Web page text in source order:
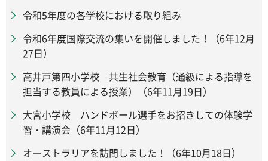
令和5年度の各学校における取り組み
令和6年度国際交流の集いを開催しました！（6年12月
27日）
高井戸第四小学校 共生社会教育（通級による指導を
担当する教員による授業）（6年11月19日）
大宮小学校 ハンドボール選手をお招きしての体験学
習・講演会（6年11月12日）
オーストラリアを訪問しました！（6年10月18日）